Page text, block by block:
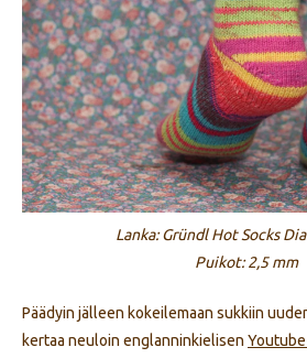
Lanka: Gründl Hot Socks
Puikot: 2,5 mm
Päädyin jälleen kokeilemaan sukkiin
kertaa neuloin englanninkielisen